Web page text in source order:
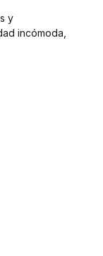
y
incómoda,